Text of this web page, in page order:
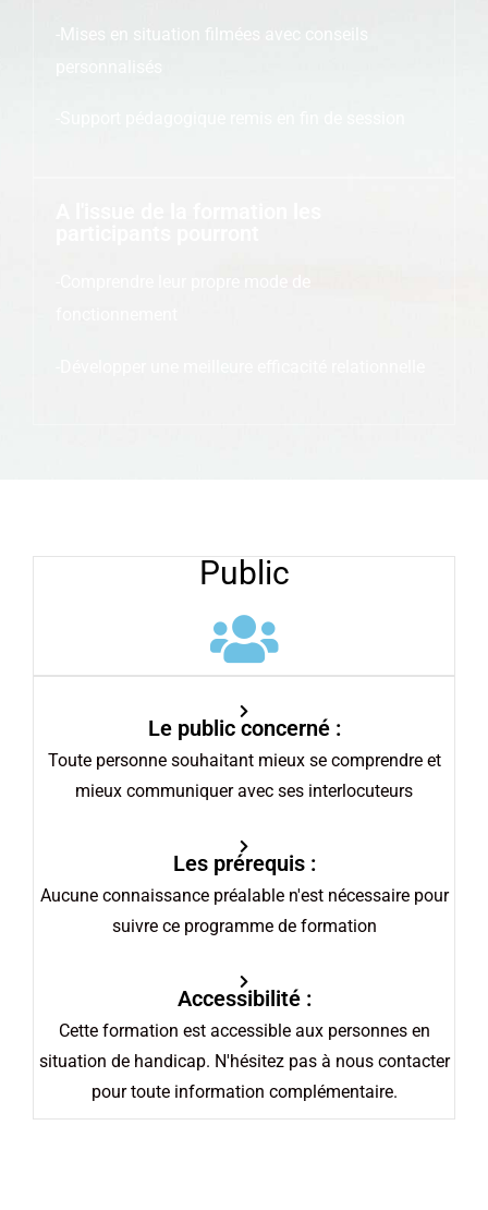
-Mises en situation filmées avec conseils
Public
Le public concerné :
Toute personne souhaitant mieux se comprendre et
mieux communiquer avec ses interlocuteurs
Les prérequis :
Aucune connaissance préalable n'est nécessaire pour
suivre ce programme de formation
Accessibilité :
Cette formation est accessible aux personnes en
situation de handicap. N'hésitez pas à nous contacter
pour toute information complémentaire.